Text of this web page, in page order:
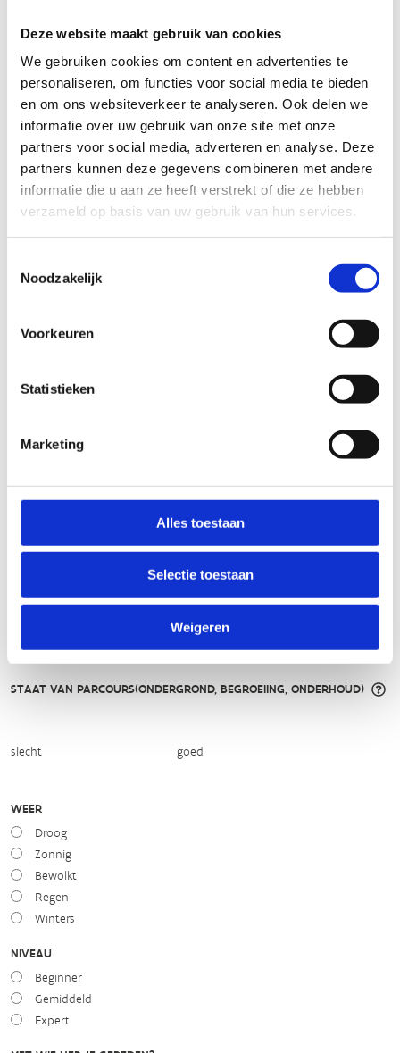
Deze website maakt gebruik van cookies
We gebruiken cookies om content en advertenties te
personaliseren, om functies voor social media te bieden
en om ons websiteverkeer te analyseren. Ook delen we
informatie over uw gebruik van onze site met onze
partners voor social media, adverteren en analyse. Deze
partners kunnen deze gegevens combineren met andere
informatie die u aan ze heeft verstrekt of die ze hebben
verzameld op basis van uw gebruik van hun services.
Noodzakelijk
Voorkeuren
Statistieken
Marketing
Alles toestaan
Selectie toestaan
Weigeren
kijkje bij deFAQ.
Wil je een probleem melden op een route? Ga dan naar
het
Routemeldpunt
Heb je een vraag, contacteer ons via
sportievevrijetijd@sport.vlaanderen.​
slecht
FYSIEKE INSPANNING
licht
TECHNISCHE MOEILIJKHEIDSGRAAD
makkelijk moeilijk
BEWEGWIJZERING
slecht goed
STAAT VAN PARCOURS(ONDERGROND, BEGROEIING, ONDERHOUD)
slecht goed
WEER
Droog
Zonnig
Bewolkt
Regen
Winters
NIVEAU
Beginner
Gemiddeld
Expert